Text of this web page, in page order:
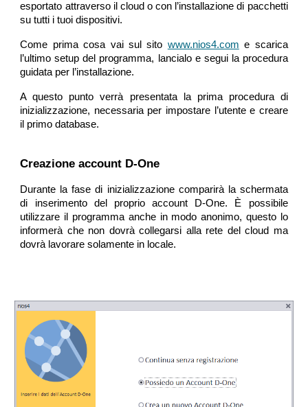
esportato attraverso il cloud o con l’installazione di pacchetti
su tutti i tuoi dispositivi.
Come prima cosa vai sul sito www.nios4.com e scarica
l’ultimo setup del programma, lancialo e segui la procedura
guidata per l’installazione.
A questo punto verrà presentata la prima procedura di
inizializzazione, necessaria per impostare l’utente e creare
il primo database.
Creazione account D-One
Durante la fase di inizializzazione comparirà la schermata
di inserimento del proprio account D-One. È possibile
utilizzare il programma anche in modo anonimo, questo lo
informerà che non dovrà collegarsi alla rete del cloud ma
dovrà lavorare solamente in locale.